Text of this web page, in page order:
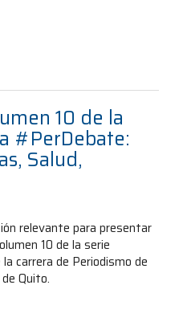
10 de la
#PerDebate:
Salud,
relevante para presentar
10 de la serie
carrera de Periodismo de
Quito.